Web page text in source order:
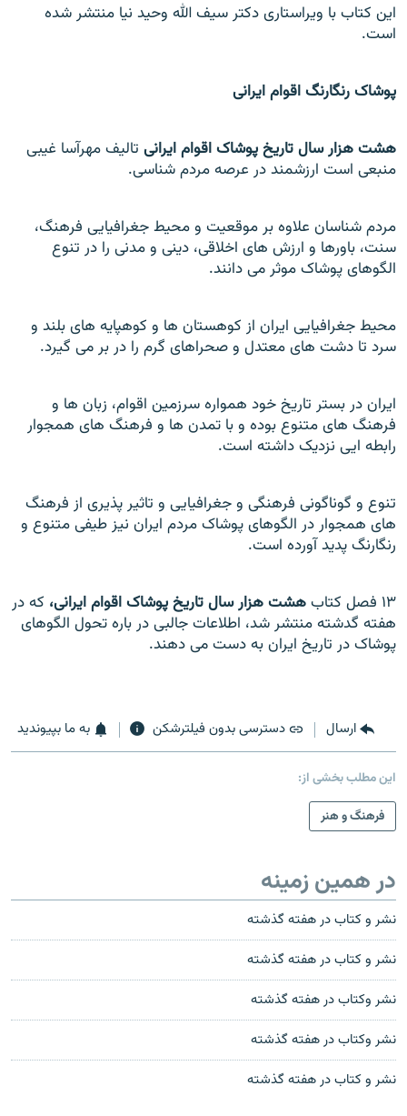
اين کتاب با ويراستاری دکتر سيف الله وحيد نيا منتشر شده
است.
پوشاک رنگارنگ اقوام ايرانی
هشت هزار سال تاريخ پوشاک اقوام ايرانی تاليف مهرآسا غيبی
منبعی است ارزشمند در عرصه مردم شناسی.
مردم شناسان علاوه بر موقعيت و محيط جغرافيایی فرهنگ،
سنت، باورها و ارزش های اخلاقی، دينی و مدنی را در تنوع
الگوهای پوشاک موثر می دانند.
محيط جغرافيايی ايران از کوهستان ها و کوهپايه های بلند و
سرد تا دشت های معتدل و صحراهای گرم را در بر می گيرد.
ايران در بستر تاريخ خود همواره سرزمين اقوام، زبان ها و
فرهنگ های متنوع بوده و با تمدن ها و فرهنگ های همجوار
رابطه ايی نزديک داشته است.
تنوع و گوناگونی فرهنگی و جغرافيایی و تاثير پذيری از فرهنگ
های همجوار در الگوهای پوشاک مردم ايران نيز طيفی متنوع و
رنگارنگ پديد آورده است.
۱۳ فصل کتاب هشت هزار سال تاريخ پوشاک اقوام ايرانی، که در
هفته گدشته منتشر شد، اطلاعات جالبی در باره تحول الگوهای
پوشاک در تاريخ ايران به دست می دهند.
ارسال دسترسی بدون فیلترشکن به ما بپیوندید
این مطلب بخشی از:
فرهنگ و هنر
در همین زمینه
نشر و کتاب در هفته گذشته
نشر و کتاب در هفته گذشته
نشر وکتاب در هفته گذشته
نشر وکتاب در هفته گذشته
نشر و کتاب در هفته گذشته